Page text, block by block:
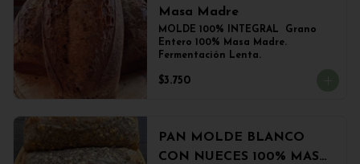
Masa Madre
MOLDE 100% INTEGRAL  Grano
Entero 100% Masa Madre.
Fermentación Lenta.
$3.750
PAN MOLDE BLANCO
CON NUECES 100% MASA